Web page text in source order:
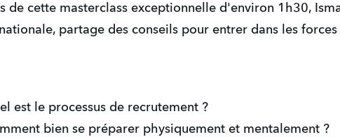
de cette masterclass exceptionnelle d'environ 1h30,
partage des conseils pour entrer dans les
est le processus de recrutement ?
bien se préparer physiquement et mentalement ?